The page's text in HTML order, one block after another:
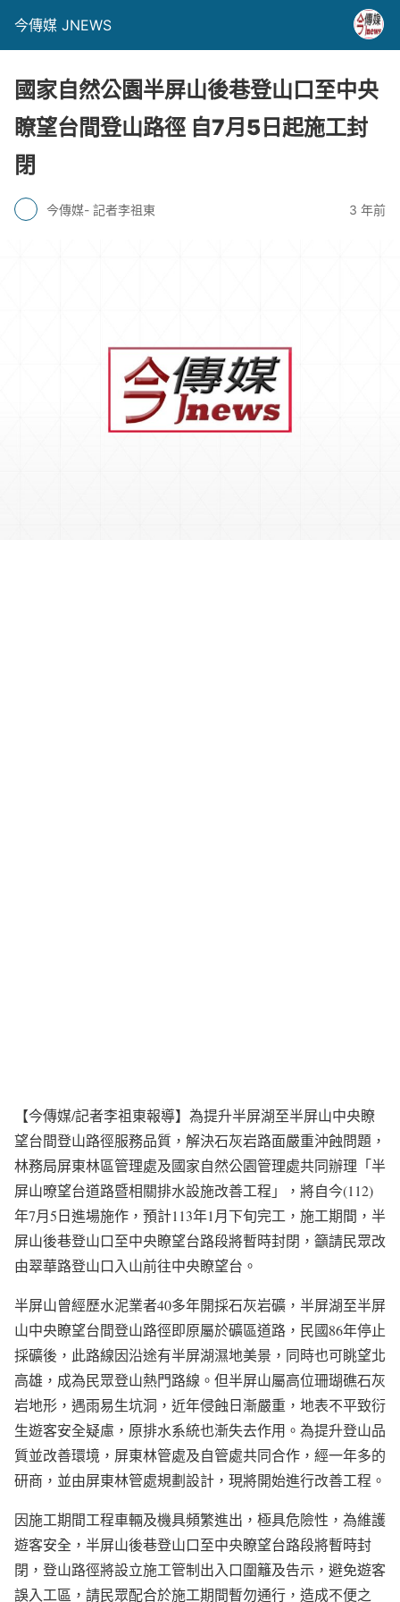
今傳媒 JNEWS
國家自然公園半屏山後巷登山口至中央
瞭望台間登山路徑 自7月5日起施工封
閉
今傳媒- 記者李祖東 3 年前
【今傳媒/記者李祖東報導】為提升半屏湖至半屏山中央瞭
望台間登山路徑服務品質，解決石灰岩路面嚴重沖蝕問題，
林務局屏東林區管理處及國家自然公園管理處共同辦理「半
屏山暸望台道路暨相關排水設施改善工程」，將自今(112)
年7月5日進場施作，預計113年1月下旬完工，施工期間，半
屏山後巷登山口至中央瞭望台路段將暫時封閉，籲請民眾改
由翠華路登山口入山前往中央瞭望台。
半屏山曾經歷水泥業者40多年開採石灰岩礦，半屏湖至半屏
山中央瞭望台間登山路徑即原屬於礦區道路，民國86年停止
採礦後，此路線因沿途有半屏湖濕地美景，同時也可眺望北
高雄，成為民眾登山熱門路線。但半屏山屬高位珊瑚礁石灰
岩地形，遇雨易生坑洞，近年侵蝕日漸嚴重，地表不平致衍
生遊客安全疑慮，原排水系統也漸失去作用。為提升登山品
質並改善環境，屏東林管處及自管處共同合作，經一年多的
研商，並由屏東林管處規劃設計，現將開始進行改善工程。
因施工期間工程車輛及機具頻繁進出，極具危險性，為維護
遊客安全，半屏山後巷登山口至中央瞭望台路段將暫時封
閉，登山路徑將設立施工管制出入口圍籬及告示，避免遊客
誤入工區，請民眾配合於施工期間暫勿通行，造成不便之